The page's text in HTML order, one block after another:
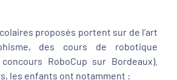
proposés portent sur de l’art
des cours de robotique
RoboCup sur Bordeaux).
les enfants ont notamment :